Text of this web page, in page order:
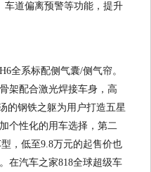
车道偏离预警等功能，提升
全系标配侧气囊/侧气帘。
架配合激光焊接车身，高
的钢铁之躯为用户打造五星
个性化的用车选择，第二
，低至9.8万元的起售价也
在汽车之家818全球超级车